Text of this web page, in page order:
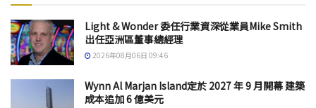
Light & Wonder 委任行業資深從業員Mike Smith
出任亞洲區董事總經理
2026年08月06日 09:46
Wynn Al Marjan Island定於 2027 年 9 月開幕 建築
成本追加 6 億美元